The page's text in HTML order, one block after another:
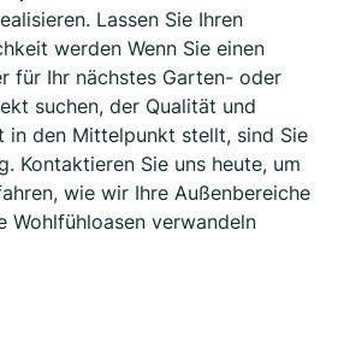
Lassen Sie Ihren
werden Wenn Sie einen
für Ihr nächstes Garten- oder
suchen, der Qualität und
in den Mittelpunkt stellt, sind Sie
Kontaktieren Sie uns heute, um
wie wir Ihre Außenbereiche
Wohlfühloasen verwandeln